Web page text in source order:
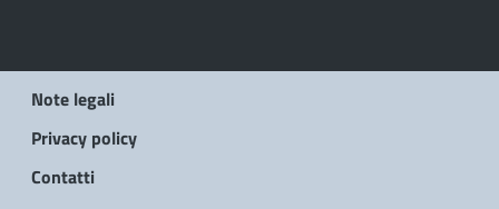
Note legali
Privacy policy
Contatti